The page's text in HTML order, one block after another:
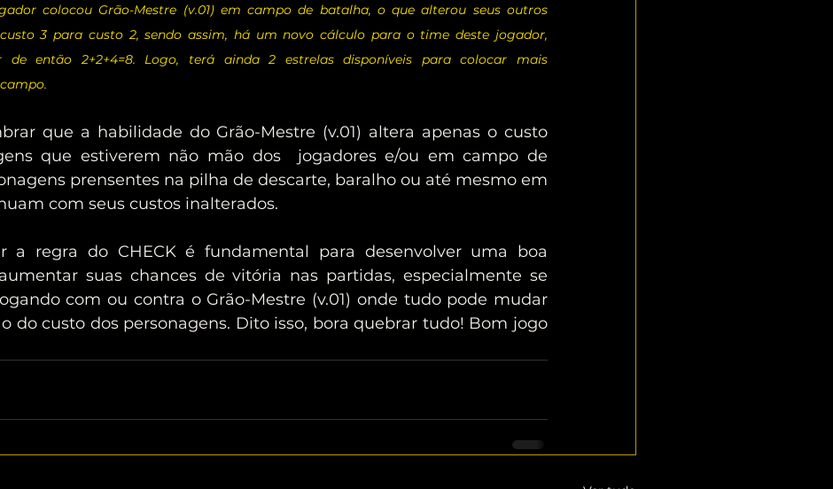
colocou Grão-Mestre (v.01) em campo de batalha, o que alterou seus outros
3 para custo 2, sendo assim, há um novo cálculo para o time deste jogador,
então 2+2+4=8. Logo, terá ainda 2 estrelas disponíveis para colocar mais
que estiverem não mão dos  jogadores e/ou em campo de
prensentes na pilha de descarte, baralho ou até mesmo em
com seus custos inalterados.
suas chances de vitória nas partidas, especialmente se
com ou contra o Grão-Mestre (v.01) onde tudo pode mudar
do custo dos personagens. Dito isso, bora quebrar tudo! Bom jogo